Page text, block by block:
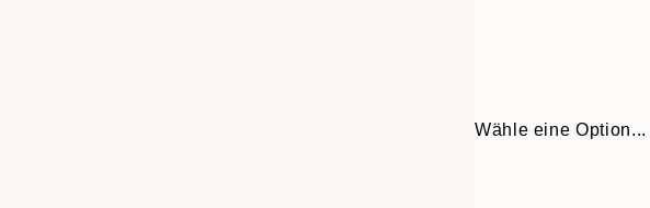
Wähle eine Option...